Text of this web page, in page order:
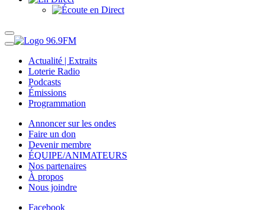
Actualité | Extraits
Loterie Radio
Podcasts
Émissions
Programmation
Annoncer sur les ondes
Faire un don
Devenir membre
ÉQUIPE/ANIMATEURS
Nos partenaires
À propos
Nous joindre
Facebook